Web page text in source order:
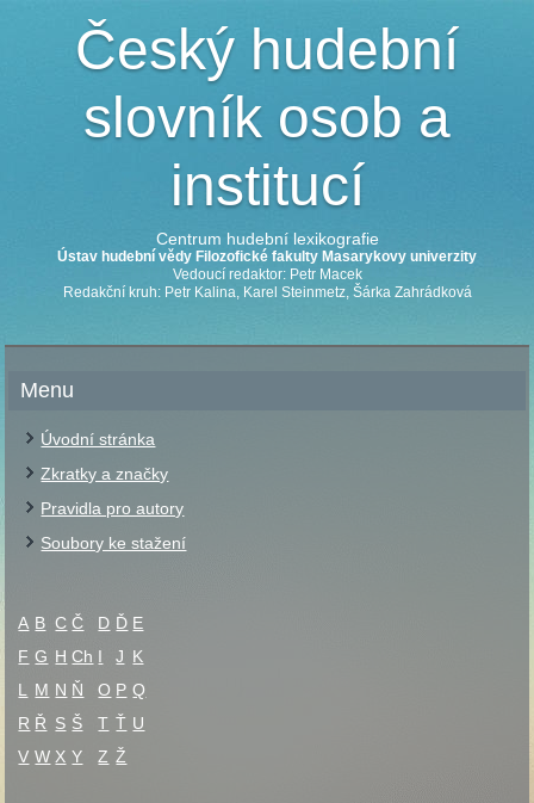
Český hudební
slovník osob a
institucí
Centrum hudební lexikografie
Ústav hudební vědy Filozofické fakulty Masarykovy univerzity
Vedoucí redaktor: Petr Macek
Redakční kruh: Petr Kalina, Karel Steinmetz, Šárka Zahrádková
Menu
Úvodní stránka
Zkratky a značky
Pravidla pro autory
Soubory ke stažení
A B C Č D Ď E
F G H Ch I J K
L
M N Ň O P Q
R Ř S Š T Ť U
V W X Y Z Ž